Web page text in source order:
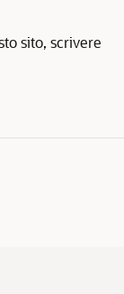
sito, scrivere